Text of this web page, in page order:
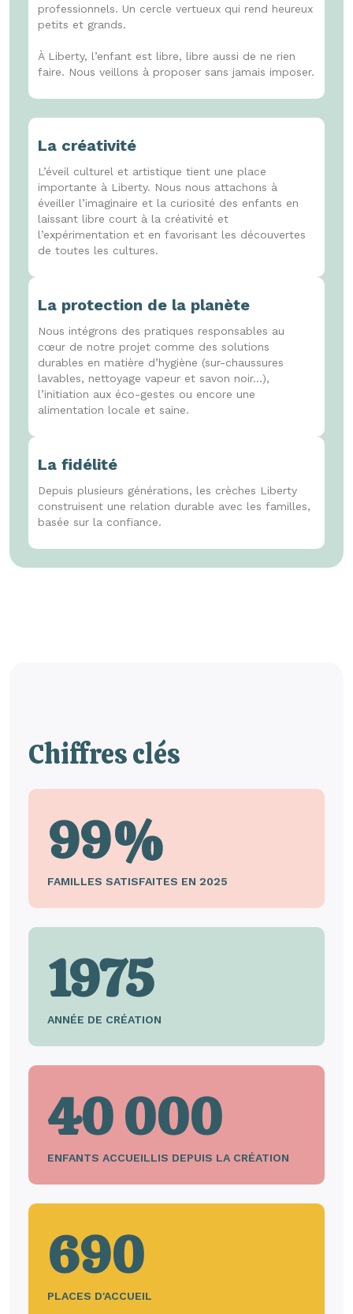
professionnels. Un cercle vertueux qui rend heureux
petits et grands.
À Liberty, l’enfant est libre, libre aussi de ne rien
faire. Nous veillons à proposer sans jamais imposer.
La créativité
L’éveil culturel et artistique tient une place
importante à Liberty. Nous nous attachons à
éveiller l’imaginaire et la curiosité des enfants en
laissant libre court à la créativité et
l’expérimentation et en favorisant les découvertes
de toutes les cultures.
La protection de la planète
Nous intégrons des pratiques responsables au
cœur de notre projet comme des solutions
durables en matière d’hygiène (sur-chaussures
lavables, nettoyage vapeur et savon noir...),
l’initiation aux éco-gestes ou encore une
alimentation locale et saine.
La fidélité
Depuis plusieurs générations, les crèches Liberty
construisent une relation durable avec les familles,
basée sur la confiance.
Chiffres clés
99%
FAMILLES SATISFAITES EN 2025
1975
ANNÉE DE CRÉATION
40 000
ENFANTS ACCUEILLIS DEPUIS LA CRÉATION
690
PLACES D'ACCUEIL